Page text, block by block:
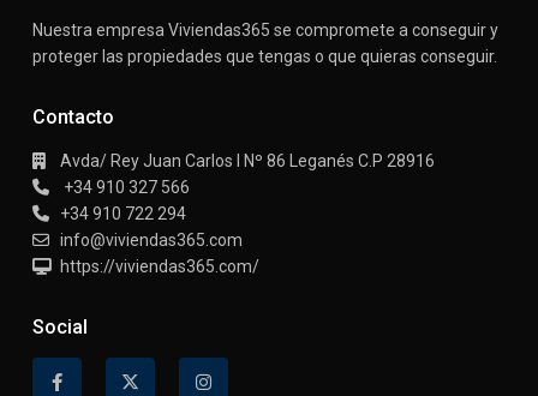
Nuestra empresa Viviendas365 se compromete a conseguir y
proteger las propiedades que tengas o que quieras conseguir.
Contacto
Avda/ Rey Juan Carlos I Nº 86 Leganés C.P 28916
+34 910 327 566
+34 910 722 294
info@viviendas365.com
https://viviendas365.com/
Social